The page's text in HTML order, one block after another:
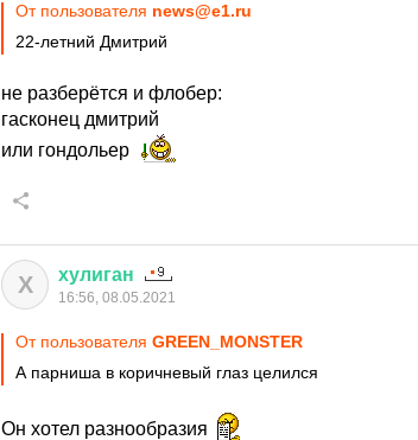
От пользователя news@e1.ru
22-летний Дмитрий
не разберётся и флобер:
гасконец дмитрий
или гондольер
Х хулиган
16:56, 08.05.2021
От пользователя GREEN_MONSTER
А парниша в коричневый глаз целился
Он хотел разнообразия